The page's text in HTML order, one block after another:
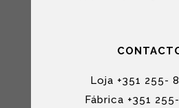
Loja +351 255-
Fábrica +351